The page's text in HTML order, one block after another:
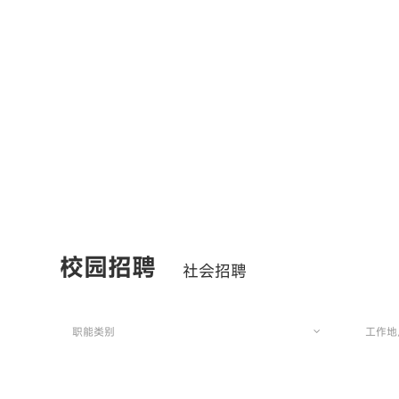
校园招聘 社会招聘
职能类别 工作